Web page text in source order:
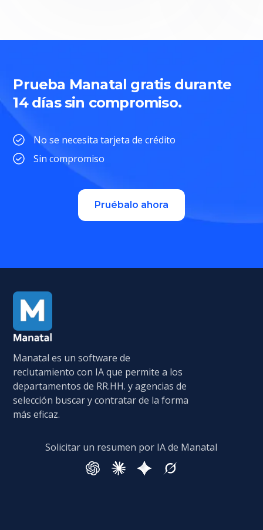
Prueba Manatal gratis durante
14 días sin compromiso.
No se necesita tarjeta de crédito
Sin compromiso
Pruébalo ahora
Manatal es un software de
reclutamiento con IA que permite a los
departamentos de RR.HH. y agencias de
selección buscar y contratar de la forma
más eficaz.
Solicitar un resumen por IA de Manatal